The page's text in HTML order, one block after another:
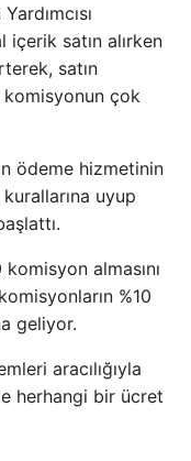
satın alırken
satın
çok
ödeme hizmetinin
uyup
almasını
%10
geliyor.
aracılığıyla
herhangi bir ücret